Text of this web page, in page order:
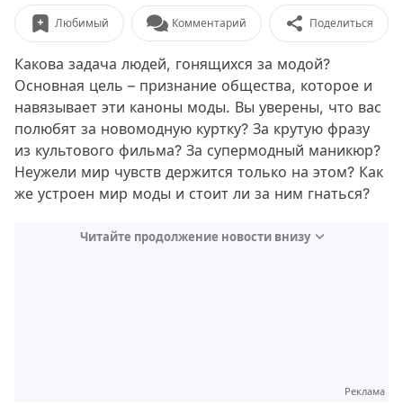
Любимый Комментарий Поделиться
Какова задача людей, гонящихся за модой?
Основная цель – признание общества, которое и
навязывает эти каноны моды. Вы уверены, что вас
полюбят за новомодную куртку? За крутую фразу
из культового фильма? За супермодный маникюр?
Неужели мир чувств держится только на этом? Как
же устроен мир моды и стоит ли за ним гнаться?
Читайте продолжение новости внизу
Реклама